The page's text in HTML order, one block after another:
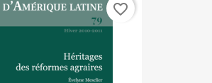
favorite_border